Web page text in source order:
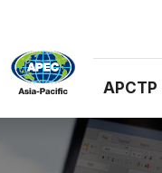
APCTP